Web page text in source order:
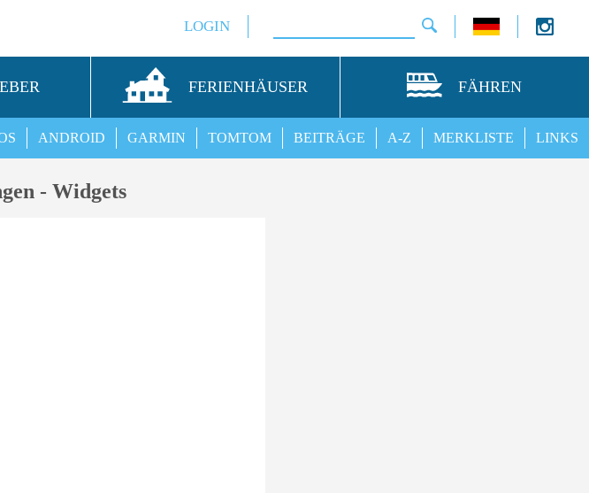
LOGIN
FERIENHÄUSER FÄHREN
LINKS
MERKLISTE
A-Z
BEITRÄGE
TOMTOM
GARMIN
ANDROID
- Widgets